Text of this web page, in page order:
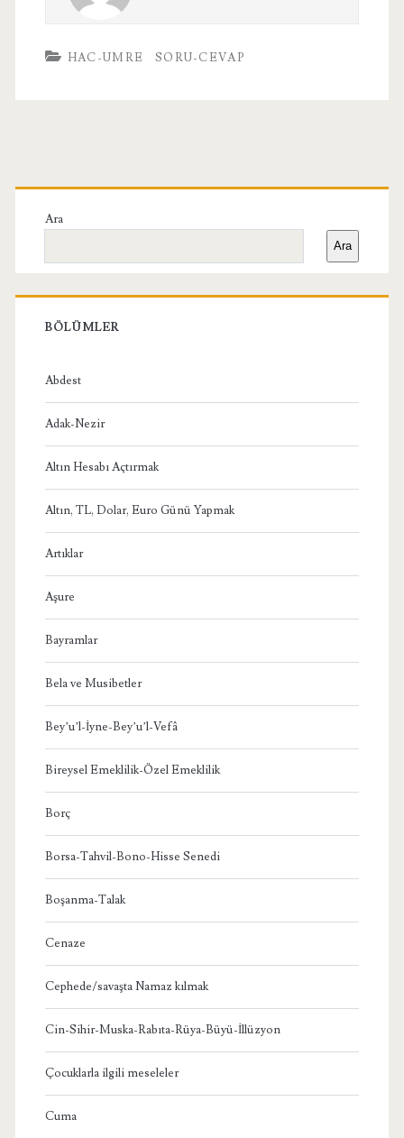
HAC-UMRE SORU-CEVAP
Birincil
Yan
Menü
Ara
Ara
BÖLÜMLER
Abdest
Adak-Nezir
Altın Hesabı Açtırmak
Altın, TL, Dolar, Euro Günü Yapmak
Artıklar
Aşure
Bayramlar
Bela ve Musibetler
Bey’u’l-İyne-Bey’u’l-Vefâ
Bireysel Emeklilik-Özel Emeklilik
Borç
Borsa-Tahvil-Bono-Hisse Senedi
Boşanma-Talak
Cenaze
Cephede/savaşta Namaz kılmak
Cin-Sihir-Muska-Rabıta-Rüya-Büyü-İllüzyon
Çocuklarla ilgili meseleler
Cuma